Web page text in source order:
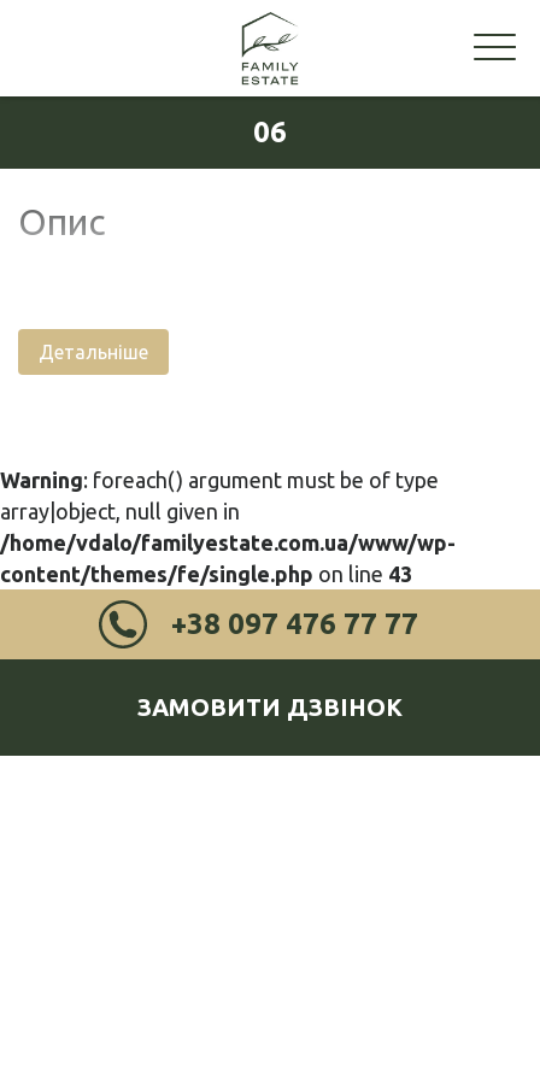
06
Опис
Детальніше
Warning: foreach() argument must be of type
array|object, null given in
/home/vdalo/familyestate.com.ua/www/wp-
content/themes/fe/single.php on line 43
+38 097 476 77 77
ЗАМОВИТИ ДЗВІНОК